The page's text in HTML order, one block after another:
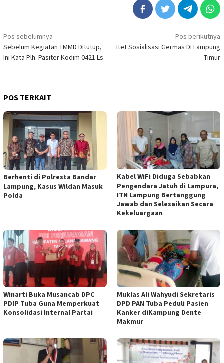
Navigasi
pos
Pos sebelumnya
Sebelum Kegiatan TMMD Ditutup,
Ini Kata Plh. Pasiter Kodim 0421 Ls
Pos berikutnya
Itet Sosialisasi Germas Di Lampung
Timur
POS TERKAIT
Berhenti di Polresta Bandar
Lampung, Kasus Wildan Masuk
Polda
Kabel WiFi Diduga Sebabkan
Pengendara Jatuh di Lampura,
ITN Lampung Bertanggung
Jawab dan Selesaikan Secara
Kekeluargaan
Winarti Buka Musancab DPC
PDIP Tuba Guna Memperkuat
Konsolidasi Internal Partai
Muklas Ali Wahyudi Sekretaris
DPD PAN Tuba Peduli Pasien
Kanker diKampung Dente
Makmur